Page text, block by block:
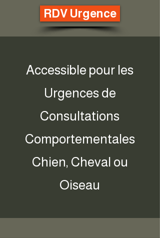
RDV Urgence
Accessible pour les
Urgences de
Consultations
Comportementales
Chien, Cheval ou
Oiseau